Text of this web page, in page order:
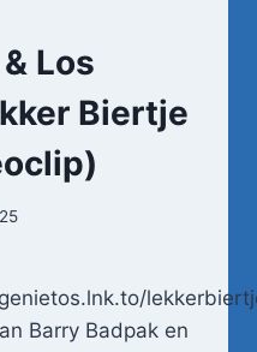
Los
Biertje
Barry Badpak en